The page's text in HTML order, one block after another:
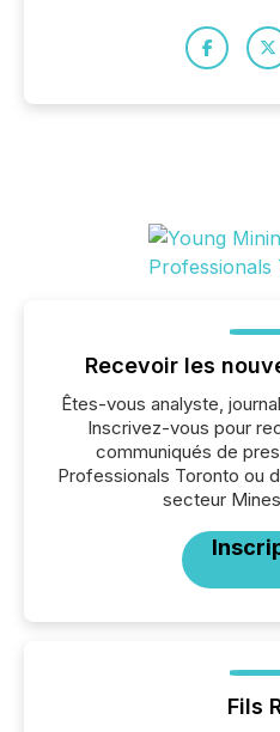
Recevoir les
Êtes-vous analyste,
Inscrivez-vous pour
communiqués de
Professionals Toronto ou
secteur
Fils